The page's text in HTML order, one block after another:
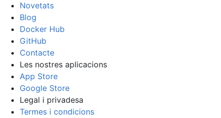
Novetats
Blog
Docker Hub
GitHub
Contacte
Les nostres aplicacions
App Store
Google Store
Legal i privadesa
Termes i condicions